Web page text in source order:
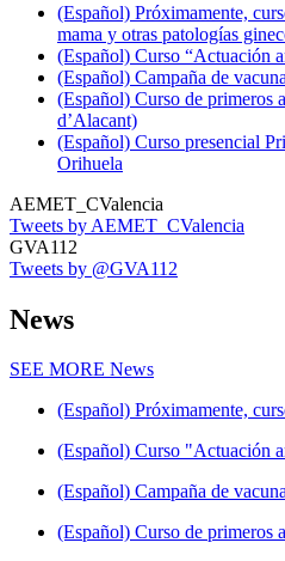
(Español) Próximamente,
mama y otras patologías
(Español) Curso “Actuación
(Español) Campaña de
(Español) Curso de primeros
d’Alacant)
(Español) Curso presencial
Orihuela
AEMET_CValencia
Tweets by AEMET_CValencia
GVA112
Tweets by @GVA112
News
SEE MORE News
(Español) Próximamente,
(Español) Curso "Actuación
(Español) Campaña de
(Español) Curso de primeros